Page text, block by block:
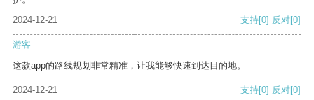
2024-12-21
支持[0] 反对[0]
游客
这款app的路线规划非常精准，让我能够快速到达目的地。
2024-12-21 支持[0] 反对[0]